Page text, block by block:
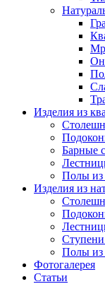
Изделия из
Барные
Полы из
Изделия из
Ступени
Полы из
Фотогалерея
Статьи